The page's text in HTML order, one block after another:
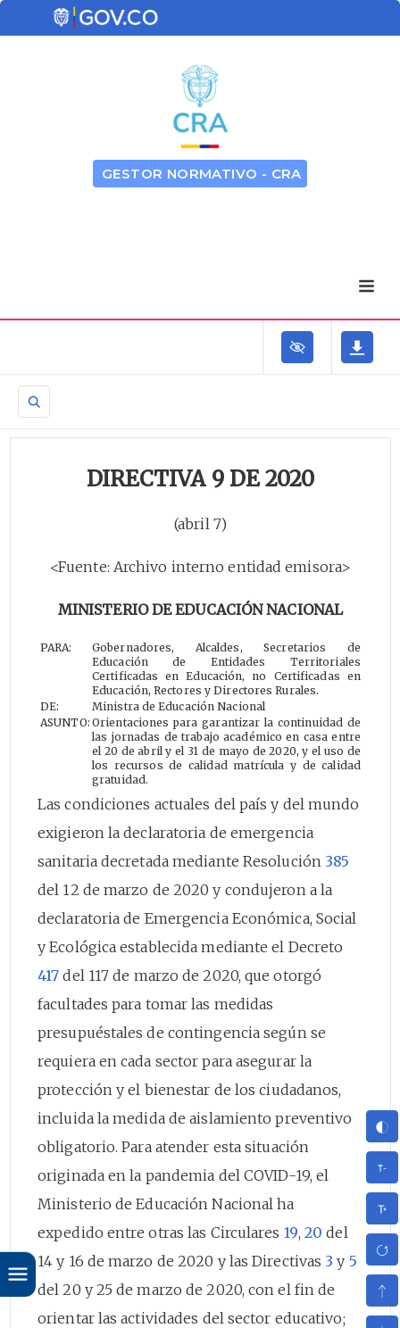
GESTOR NORMATIVO - CRA
DIRECTIVA 9 DE 2020
(abril 7)
<Fuente: Archivo interno entidad emisora>
MINISTERIO DE EDUCACIÓN NACIONAL
PARA:
Gobernadores, Alcaldes, Secretarios de
Educación de Entidades Territoriales
Certificadas en Educación, no Certificadas en
Educación, Rectores y Directores Rurales.
DE:
Ministra de Educación Nacional
ASUNTO: Orientaciones para garantizar la continuidad de
las jornadas de trabajo académico en casa entre
el 20 de abril y el 31 de mayo de 2020, y el uso de
los recursos de calidad matrícula y de calidad
gratuidad.
Las condiciones actuales del país y del mundo
exigieron la declaratoria de emergencia
sanitaria decretada mediante Resolución 385
del 12 de marzo de 2020 y condujeron a la
declaratoria de Emergencia Económica, Social
y Ecológica establecida mediante el Decreto
417 del 117 de marzo de 2020, que otorgó
facultades para tomar las medidas
presupuéstales de contingencia según se
requiera en cada sector para asegurar la
protección y el bienestar de los ciudadanos,
incluida la medida de aislamiento preventivo
obligatorio. Para atender esta situación
originada en la pandemia del COVID-19, el
Ministerio de Educación Nacional ha
expedido entre otras las Circulares 19,20 del
14 y 16 de marzo de 2020 y las Directivas 3 y 5
del 20 y 25 de marzo de 2020, con el fin de
orientar las actividades del sector educativo;